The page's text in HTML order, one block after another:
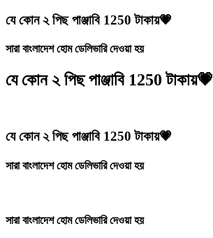
যে কোন ২ পিছ পাঞ্জাবি 1250 টাকায়💗
সারা বাংলাদেশ হোম ডেলিভারি দেওয়া হয়
যে কোন ২ পিছ পাঞ্জাবি 1250 টাকায়💗
যে কোন ২ পিছ পাঞ্জাবি 1250 টাকায়💗
সারা বাংলাদেশ হোম ডেলিভারি দেওয়া হয়
সারা বাংলাদেশ হোম ডেলিভারি দেওয়া হয়